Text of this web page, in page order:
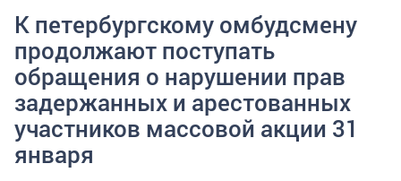
К петербургскому омбудсмену
продолжают поступать
обращения о нарушении прав
задержанных и арестованных
участников массовой акции 31
января